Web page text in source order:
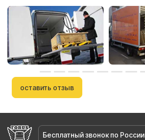
оставить отзыв
Бесплатный звонок по России